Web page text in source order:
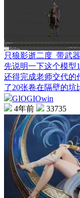
只狼影逝二度_带武
先说明一下这个模型
还得完成老师交代的
了20张卷在隔壁的
GIOGIOwin
4年前
33735